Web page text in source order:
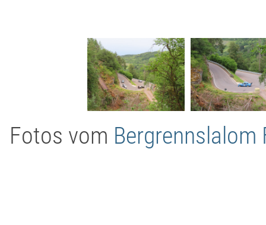
Fotos vom